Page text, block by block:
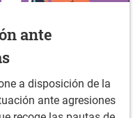
ante
a disposición de la
ante agresiones